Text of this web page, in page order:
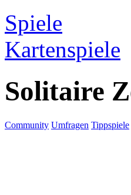
Spiele
Kartenspiele
Solitaire
Community Umfragen Tippspiele